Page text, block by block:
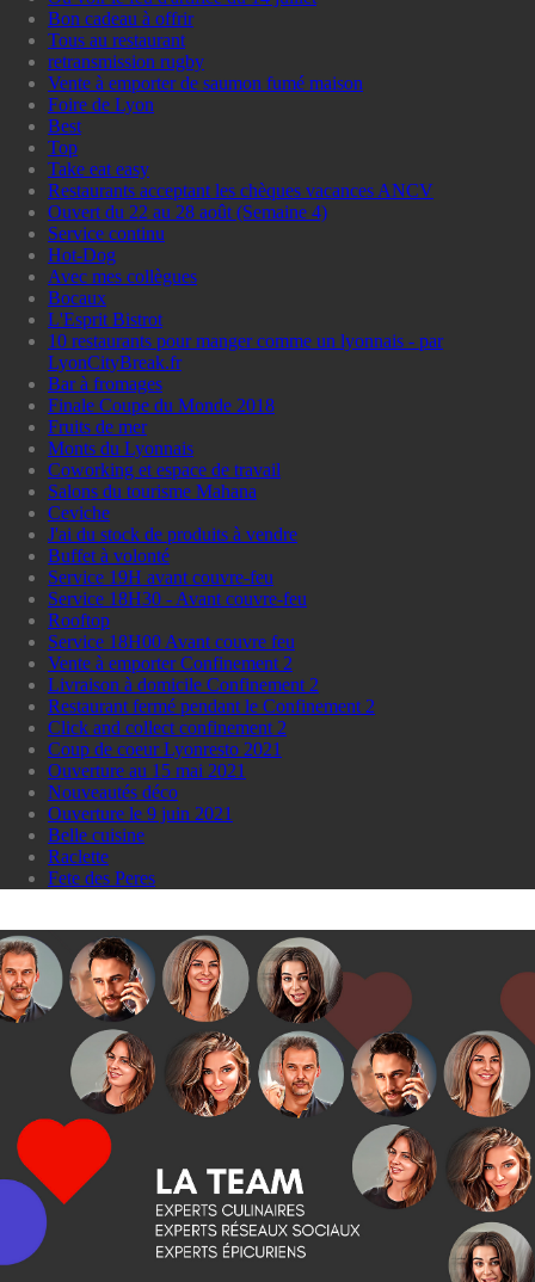
Bon cadeau à offrir
Tous au restaurant
retransmission rugby
Vente à emporter de saumon fumé maison
Foire de Lyon
Best
Top
Take eat easy
Restaurants acceptant les chèques vacances ANCV
Ouvert du 22 au 28 août (Semaine 4)
Service continu
Hot-Dog
Avec mes collègues
Bocaux
L'Esprit Bistrot
10 restaurants pour manger comme un lyonnais - par
LyonCityBreak.fr
Bar à fromages
Finale Coupe du Monde 2018
Fruits de mer
Monts du Lyonnais
Coworking et espace de travail
Salons du tourisme Mahana
Ceviche
J'ai du stock de produits à vendre
Buffet à volonté
Service 19H avant couvre-feu
Service 18H30 - Avant couvre-feu
Rooftop
Service 18H00 Avant couvre feu
Vente à emporter Confinement 2
Livraison à domicile Confinement 2
Restaurant fermé pendant le Confinement 2
Click and collect confinement 2
Coup de coeur Lyonresto 2021
Ouverture au 15 mai 2021
Nouveautés déco
Ouverture le 9 juin 2021
Belle cuisine
Raclette
Fete des Peres